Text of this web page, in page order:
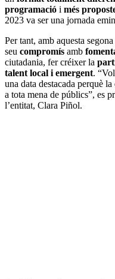
programació i més
2023 va ser una jornada
Per tant, amb aquesta
seu compromís amb
ciutadania, fer créixer la
talent local i emergent.
una data destacada perquè
a tota mena de públics”, es
l’entitat, Clara Piñol.